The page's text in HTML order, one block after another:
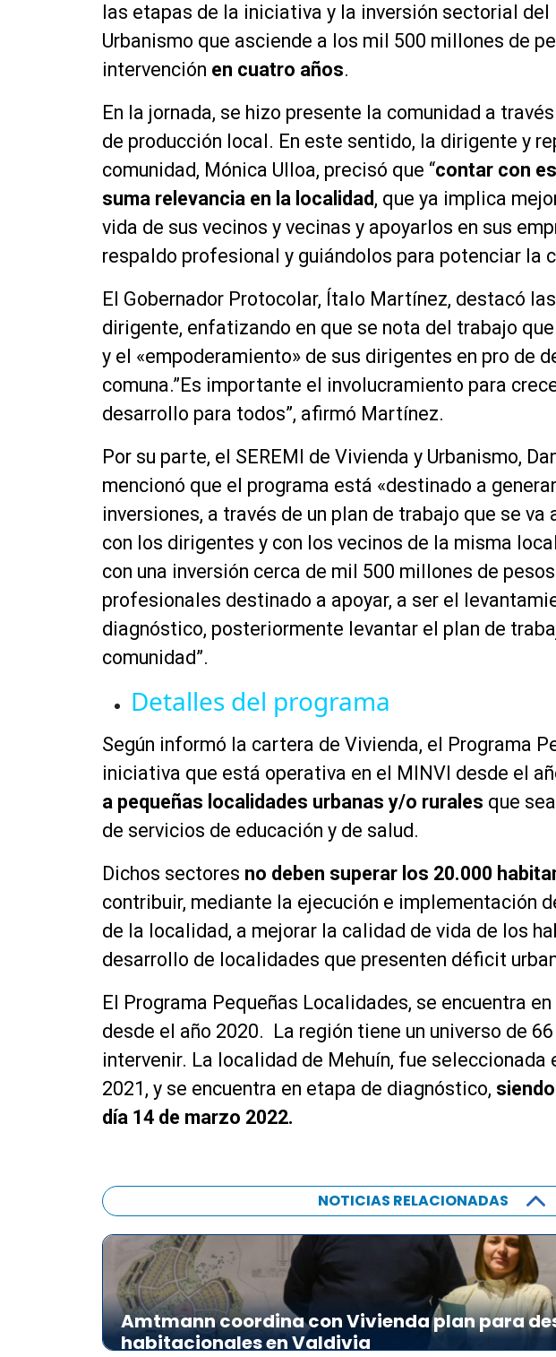
las etapas de la iniciativa y la inversión sectorial
Urbanismo que asciende a los mil 500 millones de
intervención en cuatro años.
En la jornada, se hizo presente la comunidad a
de producción local. En este sentido, la dirigente y
comunidad, Mónica Ulloa, precisó que “contar con
suma relevancia en la localidad, que ya implica
vida de sus vecinos y vecinas y apoyarlos en sus
respaldo profesional y guiándolos para potenciar la
El Gobernador Protocolar, Ítalo Martínez, destacó
dirigente, enfatizando en que se nota del trabajo
y el «empoderamiento» de sus dirigentes en pro de
comuna.”Es importante el involucramiento para
desarrollo para todos”, afirmó Martínez.
Por su parte, el SEREMI de Vivienda y Urbanismo,
mencionó que el programa está «destinado a
inversiones, a través de un plan de trabajo que se va
con los dirigentes y con los vecinos de la misma
con una inversión cerca de mil 500 millones de
profesionales destinado a apoyar, a ser el
diagnóstico, posteriormente levantar el plan de
comunidad”.
Detalles del programa
Según informó la cartera de Vivienda, el Programa
iniciativa que está operativa en el MINVI desde el
a pequeñas localidades urbanas y/o rurales que
de servicios de educación y de salud.
Dichos sectores no deben superar los 20.000
contribuir, mediante la ejecución e implementación
de la localidad, a mejorar la calidad de vida de los
desarrollo de localidades que presenten déficit
El Programa Pequeñas Localidades, se encuentra
desde el año 2020. La región tiene un universo de
intervenir. La localidad de Mehuín, fue seleccionada
2021, y se encuentra en etapa de diagnóstico,
día 14 de marzo 2022.
NOTICIAS RELACIONADAS
Amtmann coordina con Vivienda plan para
habitacionales en Valdivia